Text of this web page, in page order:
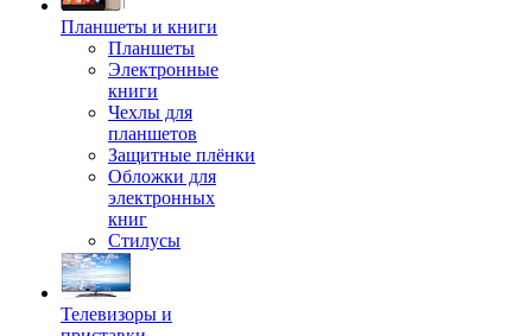
Планшеты и книги
Планшеты
Электронные
книги
Чехлы для
планшетов
Защитные плёнки
Обложки для
электронных
книг
Стилусы
Телевизоры и